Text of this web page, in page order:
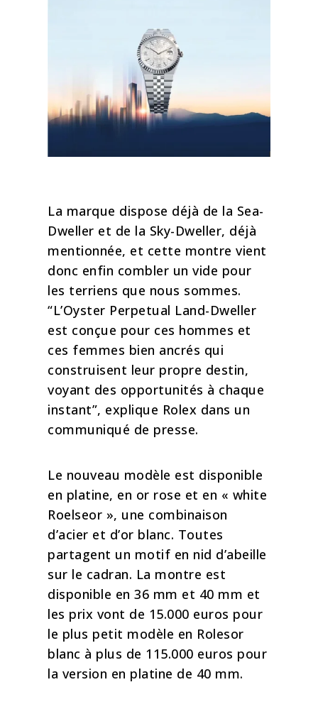
La marque dispose déjà de la Sea-
Dweller et de la Sky-Dweller, déjà
mentionnée, et cette montre vient
donc enfin combler un vide pour
les terriens que nous sommes.
“L’Oyster Perpetual Land-Dweller
est conçue pour ces hommes et
ces femmes bien ancrés qui
construisent leur propre destin,
voyant des opportunités à chaque
instant”, explique Rolex dans un
communiqué de presse.
Le nouveau modèle est disponible
en platine, en or rose et en « white
Roelseor », une combinaison
d’acier et d’or blanc. Toutes
partagent un motif en nid d’abeille
sur le cadran. La montre est
disponible en 36 mm et 40 mm et
les prix vont de 15.000 euros pour
le plus petit modèle en Rolesor
blanc à plus de 115.000 euros pour
la version en platine de 40 mm.